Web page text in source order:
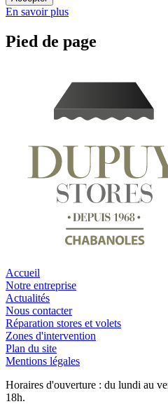
En savoir plus
Pied de page
Accueil
Notre entreprise
Actualités
Nous contacter
Réparation stores et volets
Zones d'intervention
Plan du site
Mentions légales
Horaires d'ouverture : du lundi au
18h.